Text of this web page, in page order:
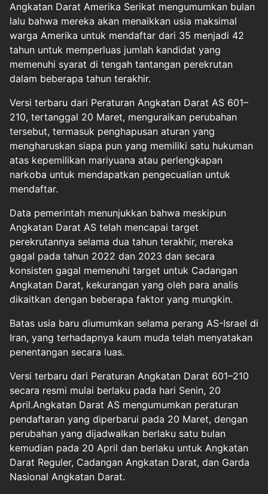
Angkatan Darat Amerika Serikat mengumumkan bulan
lalu bahwa mereka akan menaikkan usia maksimal
warga Amerika untuk mendaftar dari 35 menjadi 42
tahun untuk memperluas jumlah kandidat yang
memenuhi syarat di tengah tantangan perekrutan
dalam beberapa tahun terakhir.
Versi terbaru dari Peraturan Angkatan Darat AS 601–
210, tertanggal 20 Maret, menguraikan perubahan
tersebut, termasuk penghapusan aturan yang
mengharuskan siapa pun yang memiliki satu hukuman
atas kepemilikan mariyuana atau perlengkapan
narkoba untuk mendapatkan pengecualian untuk
mendaftar.
Data pemerintah menunjukkan bahwa meskipun
Angkatan Darat AS telah mencapai target
perekrutannya selama dua tahun terakhir, mereka
gagal pada tahun 2022 dan 2023 dan secara
konsisten gagal memenuhi target untuk Cadangan
Angkatan Darat, kekurangan yang oleh para analis
dikaitkan dengan beberapa faktor yang mungkin.
Batas usia baru diumumkan selama perang AS-Israel di
Iran, yang terhadapnya kaum muda telah menyatakan
penentangan secara luas.
Versi terbaru dari Peraturan Angkatan Darat 601–210
secara resmi mulai berlaku pada hari Senin, 20
April.Angkatan Darat AS mengumumkan peraturan
pendaftaran yang diperbarui pada 20 Maret, dengan
perubahan yang dijadwalkan berlaku satu bulan
kemudian pada 20 April dan berlaku untuk Angkatan
Darat Reguler, Cadangan Angkatan Darat, dan Garda
Nasional Angkatan Darat.